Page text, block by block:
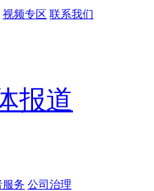
视频专区 联系我们
报道
服务 公司治理